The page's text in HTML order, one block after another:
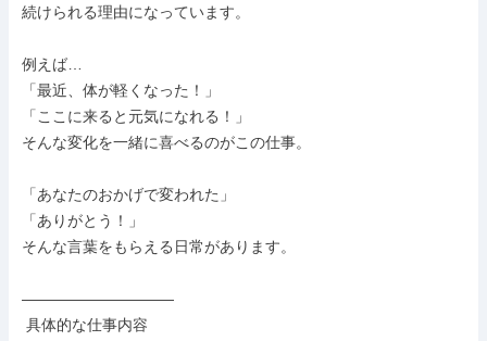
続けられる理由になっています。
例えば…
「最近、体が軽くなった！」
「ここに来ると元気になれる！」
そんな変化を一緒に喜べるのがこの仕事。
「あなたのおかげで変われた」
「ありがとう！」
そんな言葉をもらえる日常があります。
――――――――――